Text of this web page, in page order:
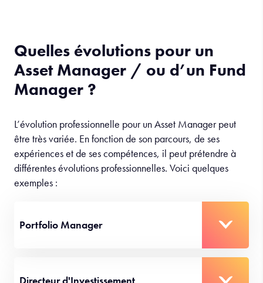
Quelles évolutions pour un
Asset Manager / ou d’un Fund
Manager ?
L’évolution professionnelle pour un Asset Manager peut
être très variée. En fonction de son parcours, de ses
expériences et de ses compétences, il peut prétendre à
différentes évolutions professionnelles. Voici quelques
exemples :
Portfolio Manager
Directeur d'Investissement